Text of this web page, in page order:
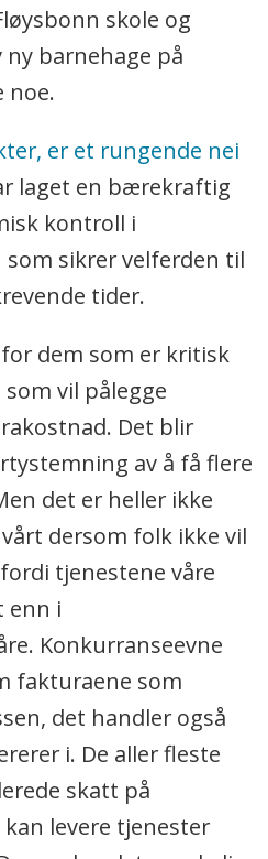
skole og
barnehage på
noe.
er et rungende nei
laget en bærekraftig
kontroll i
sikrer velferden til
tider.
dem som er kritisk
vil pålegge
Det blir
av å få flere
det er heller ikke
dersom folk ikke vil
tjenestene våre
enn i
Konkurranseevne
fakturaene som
det handler også
i. De aller fleste
skatt på
levere tjenester